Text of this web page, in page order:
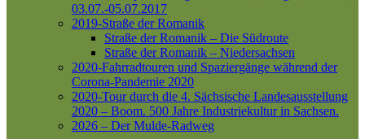
03.07.-05.07.2017
2019-Straße der Romanik
Straße der Romanik – Die Südroute
Straße der Romanik – Niedersachsen
2020-Fahrradtouren und Spaziergänge während der
Corona-Pandemie 2020
2020-Tour durch die 4. Sächsische Landesausstellung
2020 – Boom. 500 Jahre Industriekultur in Sachsen.
2026 – Der Mulde-Radweg